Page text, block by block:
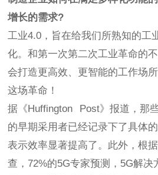
增长的需求?
工业4.0，旨在给我们所熟知的工
化。和第一次第二次工业革命的
会打造更高效、更智能的工作场
这场革命！
据《Huffington Post》报道，那
的早期采用者已经记录下了具体
表示效率显著提高了。此外，根
查，72%的5G专家预测，5G解决